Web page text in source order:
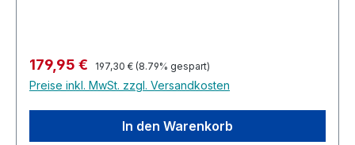
Verkaufspreis:
179,95 € Regulärer Preis:
197,30 € (8.79% gespart)
Preise inkl. MwSt. zzgl. Versandkosten
In den Warenkorb